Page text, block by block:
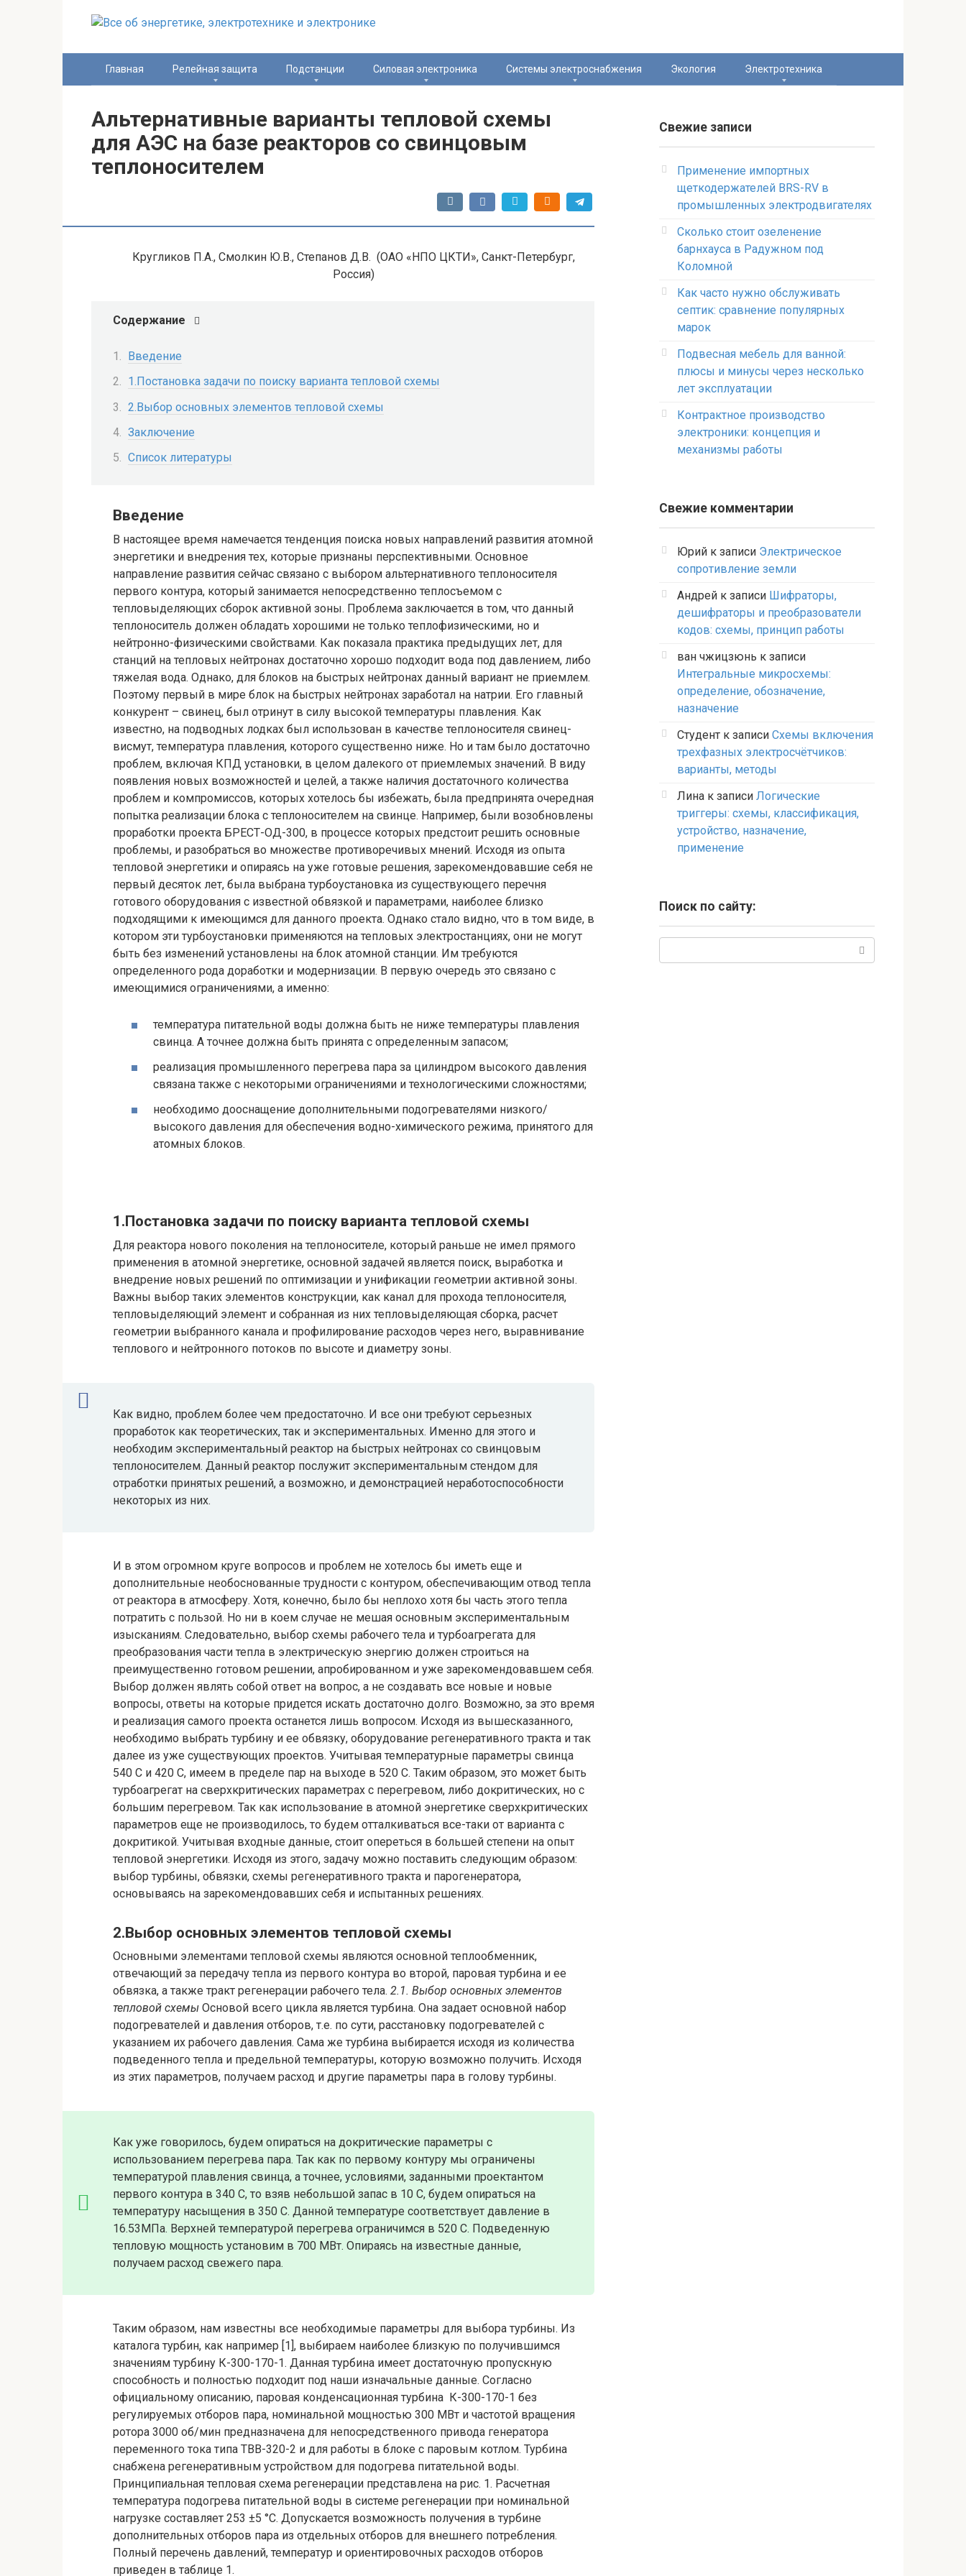
Главная Релейная защита Подстанции Силовая электроника Системы электроснабжения Экология Электротехника
Альтернативные варианты тепловой схемы
для АЭС на базе реакторов со свинцовым
теплоносителем
Кругликов П.А., Смолкин Ю.В., Степанов Д.В. (ОАО «НПО ЦКТИ», Санкт-Петербург,
Россия)
Содержание
Введение
1.Постановка задачи по поиску варианта тепловой схемы
2.Выбор основных элементов тепловой схемы
Заключение
Список литературы
Введение
В настоящее время намечается тенденция поиска новых направлений развития атомной
энергетики и внедрения тех, которые признаны перспективными. Основное
направление развития сейчас связано с выбором альтернативного теплоносителя
первого контура, который занимается непосредственно теплосъемом с
тепловыделяющих сборок активной зоны. Проблема заключается в том, что данный
теплоноситель должен обладать хорошими не только теплофизическими, но и
нейтронно-физическими свойствами. Как показала практика предыдущих лет, для
станций на тепловых нейтронах достаточно хорошо подходит вода под давлением, либо
тяжелая вода. Однако, для блоков на быстрых нейтронах данный вариант не приемлем.
Поэтому первый в мире блок на быстрых нейтронах заработал на натрии. Его главный
конкурент – свинец, был отринут в силу высокой температуры плавления. Как
известно, на подводных лодках был использован в качестве теплоносителя свинец-
висмут, температура плавления, которого существенно ниже. Но и там было достаточно
проблем, включая КПД установки, в целом далекого от приемлемых значений. В виду
появления новых возможностей и целей, а также наличия достаточного количества
проблем и компромиссов, которых хотелось бы избежать, была предпринята очередная
попытка реализации блока с теплоносителем на свинце. Например, были возобновлены
проработки проекта БРЕСТ-ОД-300, в процессе которых предстоит решить основные
проблемы, и разобраться во множестве противоречивых мнений. Исходя из опыта
тепловой энергетики и опираясь на уже готовые решения, зарекомендовавшие себя не
первый десяток лет, была выбрана турбоустановка из существующего перечня
готового оборудования с известной обвязкой и параметрами, наиболее близко
подходящими к имеющимся для данного проекта. Однако стало видно, что в том виде, в
котором эти турбоустановки применяются на тепловых электростанциях, они не могут
быть без изменений установлены на блок атомной станции. Им требуются
определенного рода доработки и модернизации. В первую очередь это связано с
имеющимися ограничениями, а именно:
температура питательной воды должна быть не ниже температуры плавления
свинца. А точнее должна быть принята с определенным запасом;
реализация промышленного перегрева пара за цилиндром высокого давления
связана также с некоторыми ограничениями и технологическими сложностями;
необходимо дооснащение дополнительными подогревателями низкого/
высокого давления для обеспечения водно-химического режима, принятого для
атомных блоков.
1.Постановка задачи по поиску варианта тепловой схемы
Для реактора нового поколения на теплоносителе, который раньше не имел прямого
применения в атомной энергетике, основной задачей является поиск, выработка и
внедрение новых решений по оптимизации и унификации геометрии активной зоны.
Важны выбор таких элементов конструкции, как канал для прохода теплоносителя,
тепловыделяющий элемент и собранная из них тепловыделяющая сборка, расчет
геометрии выбранного канала и профилирование расходов через него, выравнивание
теплового и нейтронного потоков по высоте и диаметру зоны.
Как видно, проблем более чем предостаточно. И все они требуют серьезных
проработок как теоретических, так и экспериментальных. Именно для этого и
необходим экспериментальный реактор на быстрых нейтронах со свинцовым
теплоносителем. Данный реактор послужит экспериментальным стендом для
отработки принятых решений, а возможно, и демонстрацией неработоспособности
некоторых из них.
И в этом огромном круге вопросов и проблем не хотелось бы иметь еще и
дополнительные необоснованные трудности с контуром, обеспечивающим отвод тепла
от реактора в атмосферу. Хотя, конечно, было бы неплохо хотя бы часть этого тепла
потратить с пользой. Но ни в коем случае не мешая основным экспериментальным
изысканиям. Следовательно, выбор схемы рабочего тела и турбоагрегата для
преобразования части тепла в электрическую энергию должен строиться на
преимущественно готовом решении, апробированном и уже зарекомендовавшем себя.
Выбор должен являть собой ответ на вопрос, а не создавать все новые и новые
вопросы, ответы на которые придется искать достаточно долго. Возможно, за это время
и реализация самого проекта останется лишь вопросом. Исходя из вышесказанного,
необходимо выбрать турбину и ее обвязку, оборудование регенеративного тракта и так
далее из уже существующих проектов. Учитывая температурные параметры свинца
540 С и 420 С, имеем в пределе пар на выходе в 520 С. Таким образом, это может быть
турбоагрегат на сверхкритических параметрах с перегревом, либо докритических, но с
большим перегревом. Так как использование в атомной энергетике сверхкритических
параметров еще не производилось, то будем отталкиваться все-таки от варианта с
докритикой. Учитывая входные данные, стоит опереться в большей степени на опыт
тепловой энергетики. Исходя из этого, задачу можно поставить следующим образом:
выбор турбины, обвязки, схемы регенеративного тракта и парогенератора,
основываясь на зарекомендовавших себя и испытанных решениях.
2.Выбор основных элементов тепловой схемы
Основными элементами тепловой схемы являются основной теплообменник,
отвечающий за передачу тепла из первого контура во второй, паровая турбина и ее
обвязка, а также тракт регенерации рабочего тела. 2.1. Выбор основных элементов
тепловой схемы Основой всего цикла является турбина. Она задает основной набор
подогревателей и давления отборов, т.е. по сути, расстановку подогревателей с
указанием их рабочего давления. Сама же турбина выбирается исходя из количества
подведенного тепла и предельной температуры, которую возможно получить. Исходя
из этих параметров, получаем расход и другие параметры пара в голову турбины.
Как уже говорилось, будем опираться на докритические параметры с
использованием перегрева пара. Так как по первому контуру мы ограничены
температурой плавления свинца, а точнее, условиями, заданными проектантом
первого контура в 340 С, то взяв небольшой запас в 10 С, будем опираться на
температуру насыщения в 350 С. Данной температуре соответствует давление в
16.53МПа. Верхней температурой перегрева ограничимся в 520 С. Подведенную
тепловую мощность установим в 700 МВт. Опираясь на известные данные,
получаем расход свежего пара.
Таким образом, нам известны все необходимые параметры для выбора турбины. Из
каталога турбин, как например [1], выбираем наиболее близкую по получившимся
значениям турбину К-300-170-1. Данная турбина имеет достаточную пропускную
способность и полностью подходит под наши изначальные данные. Согласно
официальному описанию, паровая конденсационная турбина К-300-170-1 без
регулируемых отборов пара, номинальной мощностью 300 МВт и частотой вращения
ротора 3000 об/мин предназначена для непосредственного привода генератора
переменного тока типа ТВВ-320-2 и для работы в блоке с паровым котлом. Турбина
снабжена регенеративным устройством для подогрева питательной воды.
Принципиальная тепловая схема регенерации представлена на рис. 1. Расчетная
температура подогрева питательной воды в системе регенерации при номинальной
нагрузке составляет 253 ±5 °С. Допускается возможность получения в турбине
дополнительных отборов пара из отдельных отборов для внешнего потребления.
Полный перечень давлений, температур и ориентировочных расходов отборов
приведен в таблице 1.
Свежие записи
Применение импортных
щеткодержателей BRS-RV в
промышленных электродвигателях
Сколько стоит озеленение
барнхауса в Радужном под
Коломной
Как часто нужно обслуживать
септик: сравнение популярных
марок
Подвесная мебель для ванной:
плюсы и минусы через несколько
лет эксплуатации
Контрактное производство
электроники: концепция и
механизмы работы
Свежие комментарии
Юрий к записи Электрическое
сопротивление земли
Андрей к записи Шифраторы,
дешифраторы и преобразователи
кодов: схемы, принцип работы
ван чжицзюнь к записи
Интегральные микросхемы:
определение, обозначение,
назначение
Студент к записи Схемы включения
трехфазных электросчётчиков:
варианты, методы
Лина к записи Логические
триггеры: схемы, классификация,
устройство, назначение,
применение
Поиск по сайту: